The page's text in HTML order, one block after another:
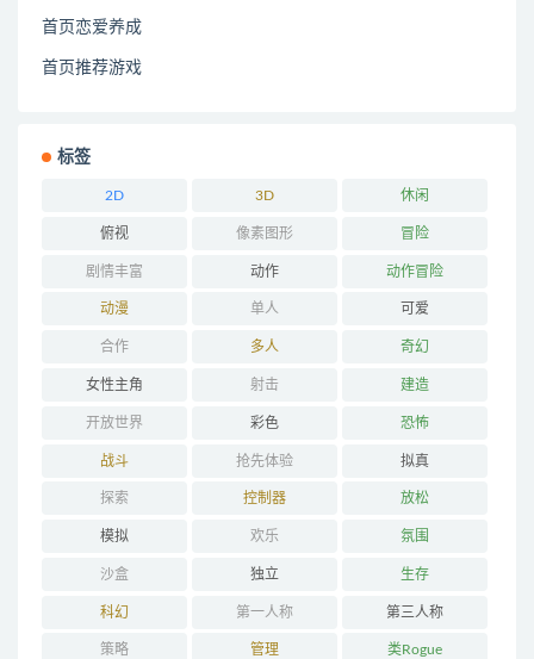
首页恋爱养成
首页推荐游戏
标签
2D 3D 休闲
俯视 像素图形 冒险
剧情丰富 动作 动作冒险
动漫 单人 可爱
合作 多人 奇幻
女性主角 射击 建造
开放世界 彩色 恐怖
战斗 抢先体验 拟真
探索 控制器 放松
模拟 欢乐 氛围
沙盒 独立 生存
科幻 第一人称 第三人称
策略 管理 类Rogue